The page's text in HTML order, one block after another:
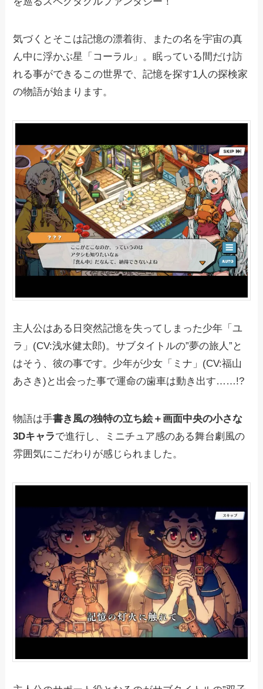
気づくとそこは記憶の漂着街、またの名を宇宙の真
ん中に浮かぶ星「コーラル」。眠っている間だけ訪
れる事ができるこの世界で、記憶を探す1人の探検家
の物語が始まります。
主人公はある日突然記憶を失ってしまった少年「ユ
ラ」(CV:浅水健太郎)。サブタイトルの”夢の旅人”と
はそう、彼の事です。少年が少女「ミナ」(CV:福山
あさき)と出会った事で運命の歯車は動き出す……!?
物語は手書き風の独特の立ち絵＋画面中央の小さな
3Dキャラで進行し、ミニチュア感のある舞台劇風の
雰囲気にこだわりが感じられました。